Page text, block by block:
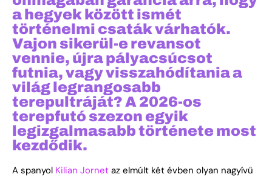
a hegyek között ismét
történelmi csaták várhatók.
Vajon sikerül-e revansot
vennie, újra pályacsúcsot
futnia, vagy visszahódítania a
világ legrangosabb
terepultráját? A 2026-os
terepfutó szezon egyik
legizgalmasabb története most
kezdődik.
A spanyol Kilian Jornet az elmúlt két évben olyan nagyívű